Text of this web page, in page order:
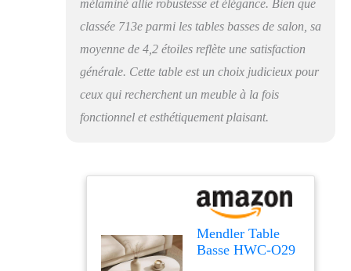
mélaminé allie robustesse et élégance. Bien que
classée 713e parmi les tables basses de salon, sa
moyenne de 4,2 étoiles reflète une satisfaction
générale. Cette table est un choix judicieux pour
ceux qui recherchent un meuble à la fois
fonctionnel et esthétiquement plaisant.
Mendler Table
Basse HWC-O29